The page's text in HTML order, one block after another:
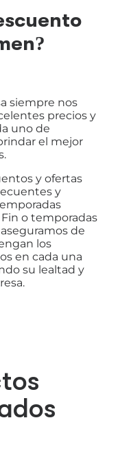
siempre nos
precios y
uno de
el mejor
y ofertas
y
o temporadas
de
los
en cada una
su lealtad y